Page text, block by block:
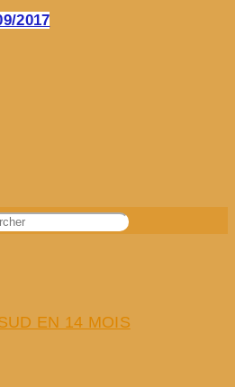
2017
EN 14 MOIS